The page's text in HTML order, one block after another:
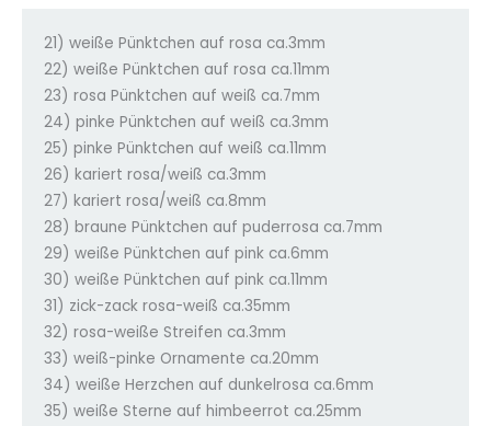
21) weiße Pünktchen auf rosa ca.3mm
22) weiße Pünktchen auf rosa ca.11mm
23) rosa Pünktchen auf weiß ca.7mm
24) pinke Pünktchen auf weiß ca.3mm
25) pinke Pünktchen auf weiß ca.11mm
26) kariert rosa/weiß ca.3mm
27) kariert rosa/weiß ca.8mm
28) braune Pünktchen auf puderrosa ca.7mm
29) weiße Pünktchen auf pink ca.6mm
30) weiße Pünktchen auf pink ca.11mm
31) zick-zack rosa-weiß ca.35mm
32) rosa-weiße Streifen ca.3mm
33) weiß-pinke Ornamente ca.20mm
34) weiße Herzchen auf dunkelrosa ca.6mm
35) weiße Sterne auf himbeerrot ca.25mm